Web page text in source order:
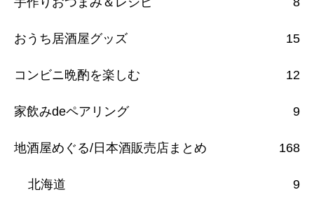
おうち居酒屋グッズ 15
コンビニ晩酌を楽しむ 12
家飲みdeペアリング 9
地酒屋めぐる/日本酒販売店まとめ 168
北海道 9